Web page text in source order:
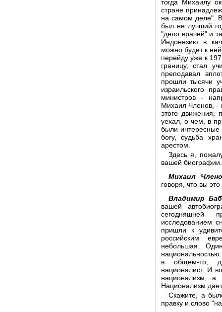
тогда Михаилу
стране
на самом деле".
был не лучший
"дело врачей" и
Индонезию в
можно будет к
перейду уже к
границу, стал
преподавал
прошли тысячи
израильского
министров -
Михаил Членов, -
этого движения,
уехал, о чем, в
были интересные
богу, судьба
арестом.
Здесь я,
вашей биографии.
Михаил
говоря, что вы
Владимир
вашей
сегодняшней
исследованием
пришли к
российским
небольшая.
в общем-то,
националист. И
национализм, а
Национализм
Скажите, а
правку и слово